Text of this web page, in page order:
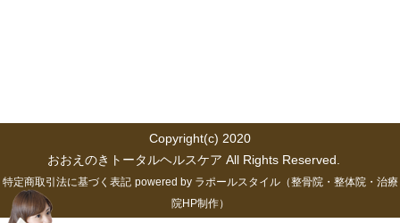
Copyright(c) 2020
おおえのきトータルヘルスケア All Rights Reserved.
特定商取引法に基づく表記 powered by ラポールスタイル（整骨院・整体院・治療
院HP制作）